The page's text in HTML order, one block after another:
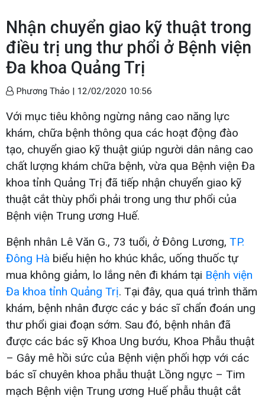
Nhận chuyển giao kỹ thuật trong
điều trị ung thư phổi ở Bệnh viện
Đa khoa Quảng Trị
Phương Thảo | 12/02/2020 10:56
Với mục tiêu không ngừng nâng cao năng lực
khám, chữa bệnh thông qua các hoạt động đào
tạo, chuyển giao kỹ thuật giúp người dân nâng cao
chất lượng khám chữa bệnh, vừa qua Bệnh viện Đa
khoa tỉnh Quảng Trị đã tiếp nhận chuyển giao kỹ
thuật cắt thùy phổi phải trong ung thư phổi của
Bệnh viện Trung ương Huế.
Bệnh nhân Lê Văn G., 73 tuổi, ở Đông Lương, TP.
Đông Hà biểu hiện ho khúc khắc, uống thuốc tự
mua không giảm, lo lắng nên đi khám tại Bệnh viện
Đa khoa tỉnh Quảng Trị. Tại đây, qua quá trình thăm
khám, bệnh nhân được các y bác sĩ chẩn đoán ung
thư phổi giai đoạn sớm. Sau đó, bệnh nhân đã
được các bác sỹ Khoa Ung bướu, Khoa Phẫu thuật
– Gây mê hồi sức của Bệnh viện phối hợp với các
bác sĩ chuyên khoa phẫu thuật Lồng ngực – Tim
mạch Bệnh viện Trung ương Huế phẫu thuật cắt